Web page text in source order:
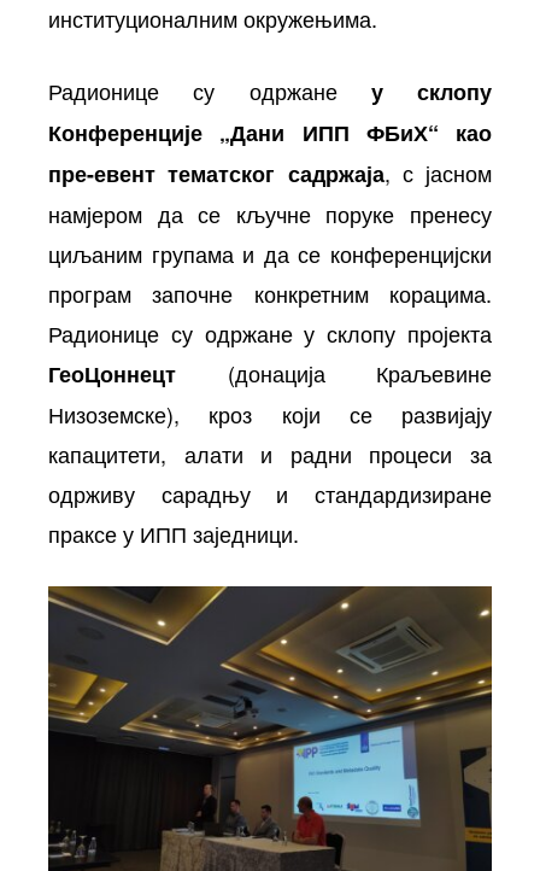
институционалним окружењима.
Радионице су одржане у склопу
Конференције „Дани ИПП ФБиХ“ као
пре-евент тематског садржаја, с јасном
намјером да се кључне поруке пренесу
циљаним групама и да се конференцијски
програм започне конкретним корацима.
Радионице су одржане у склопу пројекта
ГеоЦоннецт (донација Краљевине
Низоземске), кроз који се развијају
капацитети, алати и радни процеси за
одрживу сарадњу и стандардизиране
праксе у ИПП заједници.